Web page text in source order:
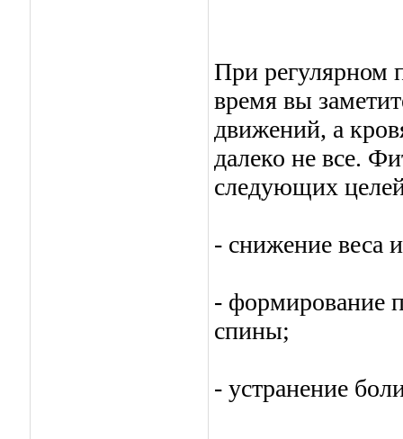
При регулярном
время вы
движений, а
далеко не все.
следующих
- снижение веса
- формирование
спины;
- устранение